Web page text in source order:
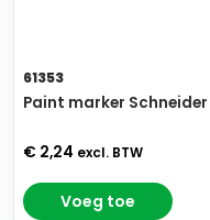
61353
Paint marker
€ 2,24 excl. BTW
Voeg toe